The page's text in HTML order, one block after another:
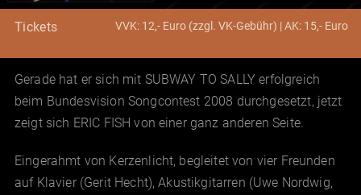
Tickets VVK: 12,- Euro (zzgl. VK-Gebühr) | AK: 15,- Euro
Gerade hat er sich mit SUBWAY TO SALLY erfolgreich
beim Bundesvision Songcontest 2008 durchgesetzt, jetzt
zeigt sich ERIC FISH von einer ganz anderen Seite.
Eingerahmt von Kerzenlicht, begleitet von vier Freunden
auf Klavier (Gerit Hecht), Akustikgitarren (Uwe Nordwig,